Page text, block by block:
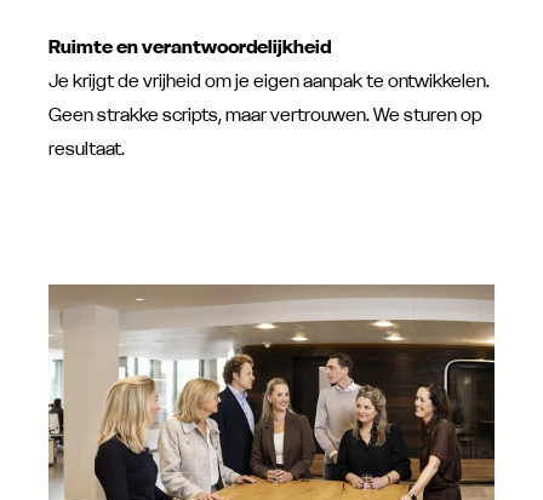
Ruimte en verantwoordelijkheid
Je krijgt de vrijheid om je eigen aanpak te ontwikkelen.
Geen strakke scripts, maar vertrouwen. We sturen op
resultaat.